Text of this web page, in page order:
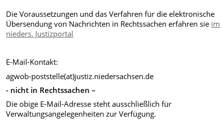
Die Voraussetzungen und das Verfahren für die elektronische
Übersendung von Nachrichten in Rechtssachen erfahren sie im
nieders. Justizportal
E-Mail-Kontakt:
agwob-poststelle(at)justiz.niedersachsen.de
- nicht in Rechtssachen –
Die obige E-Mail-Adresse steht ausschließlich für
Verwaltungsangelegenheiten zur Verfügung.